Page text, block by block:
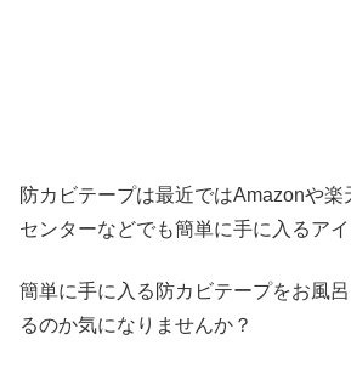
防カビテープは最近ではAmazonや楽
センターなどでも簡単に手に入るアイ
簡単に手に入る防カビテープをお風
るのか気になりませんか？